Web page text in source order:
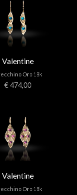
Valentine
Oro 18k
€ 474,00
Valentine
Oro 18k